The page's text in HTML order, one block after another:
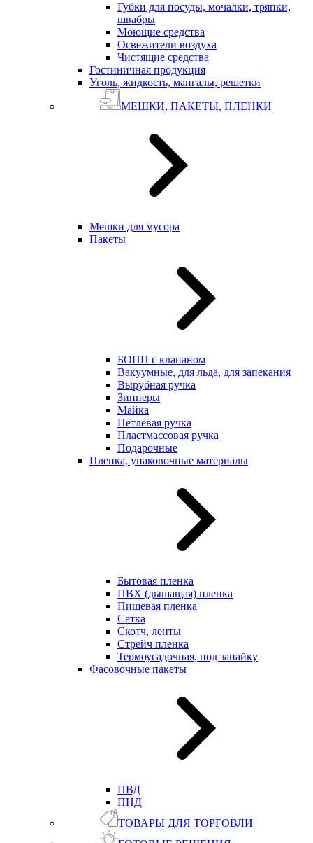
Губки для посуды, мочалки, тряпки,
швабры
Моющие средства
Освежители воздуха
Чистящие средства
Гостиничная продукция
Уголь, жидкость, мангалы, решетки
МЕШКИ, ПАКЕТЫ, ПЛЕНКИ
Мешки для мусора
Пакеты
БОПП с клапаном
Вакуумные, для льда, для запекания
Вырубная ручка
Зипперы
Майка
Петлевая ручка
Пластмассовая ручка
Подарочные
Пленка, упаковочные материалы
Бытовая пленка
ПВХ (дышащая) пленка
Пищевая пленка
Сетка
Скотч, ленты
Стрейч пленка
Термоусадочная, под запайку
Фасовочные пакеты
ПВД
ПНД
ТОВАРЫ ДЛЯ ТОРГОВЛИ